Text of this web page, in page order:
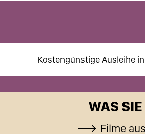
Kostengünstige Ausleihe
WAS
Filme